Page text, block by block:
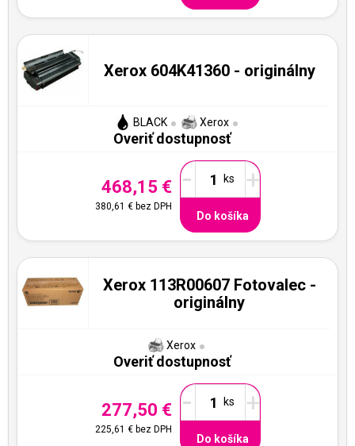
Xerox 604K41360 - originálny
BLACK Xerox
Overiť dostupnosť
468,15 €
380,61 €bez DPH
- +
Do košíka
Xerox 113R00607 Fotovalec -
originálny
Xerox
Overiť dostupnosť
277,50 €
225,61 €bez DPH
- +
Do košíka